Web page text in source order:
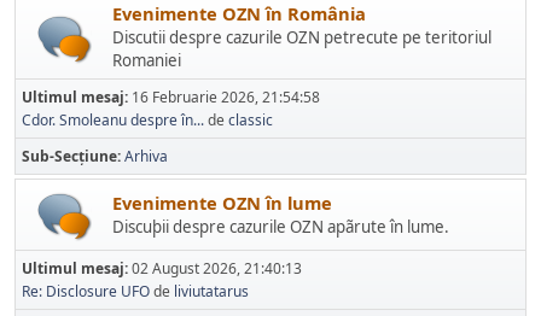
Evenimente OZN în România
Discutii despre cazurile OZN petrecute pe teritoriul
Romaniei
Ultimul mesaj: 16 Februarie 2026, 21:54:58
Cdor. Smoleanu despre în...de classic
Sub-Secțiune Arhiva
Evenimente OZN în lume
Discuþii despre cazurile OZN apãrute în lume.
Ultimul mesaj:02 August 2026, 21:40:13
Re: Disclosure UFOde liviutatarus